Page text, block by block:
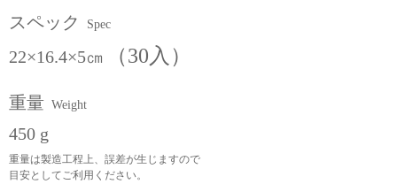
スペック Spec
22×16.4×5㎝ （30入）
重量 Weight
450 g
重量は製造工程上、誤差が生じますので
目安としてご利用ください。